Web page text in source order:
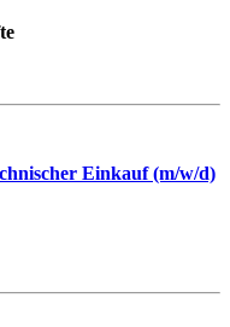
Einkauf (m/w/d)